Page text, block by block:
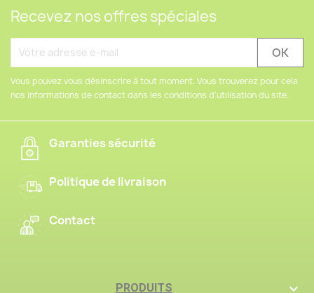
Recevez nos offres spéciales
Vous pouvez vous désinscrire à tout moment. Vous trouverez pour cela
nos informations de contact dans les conditions d'utilisation du site.
Garanties sécurité
Politique de livraison
Contact
PRODUITS 